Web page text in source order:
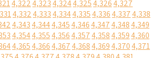
4,3224,3234,3244,3254,3264,327
4,3324,3334,3344,3354,3364,3374,338
4,3434,3444,3454,3464,3474,3484,349
4,3544,3554,3564,3574,3584,3594,360
4,3654,3664,3674,3684,3694,3704,371